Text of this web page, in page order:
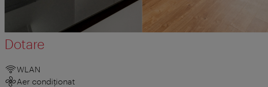
Dotare
WLAN
Aer condiționat